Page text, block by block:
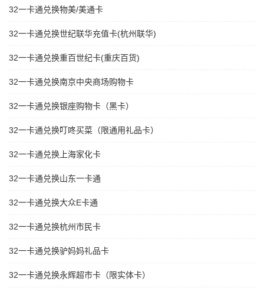
32一卡通兑换物美/美通卡
32一卡通兑换世纪联华充值卡(杭州联华)
32一卡通兑换重百世纪卡(重庆百货)
32一卡通兑换南京中央商场购物卡
32一卡通兑换银座购物卡（黑卡）
32一卡通兑换叮咚买菜（限通用礼品卡）
32一卡通兑换上海家化卡
32一卡通兑换山东一卡通
32一卡通兑换大众E卡通
32一卡通兑换杭州市民卡
32一卡通兑换驴妈妈礼品卡
32一卡通兑换永辉超市卡（限实体卡）